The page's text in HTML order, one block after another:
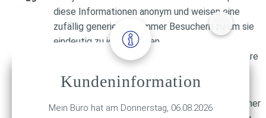
Kundeninformation
Mein Büro hat am Donnerstag, 06.08.2026
diese Informationen anonym und weisen eine
zufällig generierte Nummer Besuchern zu um sie
eindeutig zu identifizieren.
Google Inc. Typ 2 Jahre
Dieses Cookie wird von Google Analytics
installiert. Das Cookie wird verwendet, um
Informationen darüber zu speichern, wie Besucher